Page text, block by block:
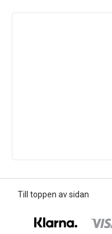
Till toppen av sidan